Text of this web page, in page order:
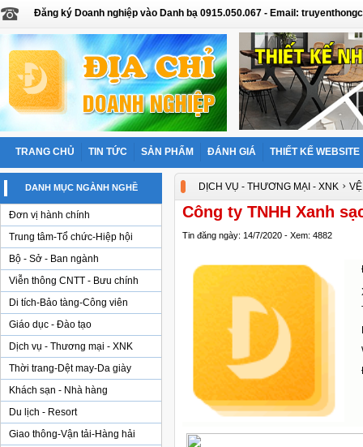
Đăng ký Doanh nghiệp vào Danh bạ 0915.050.067 - Email:
TRANG CHỦ TIN TỨC SẢN PHẨM ĐÁNH GIÁ THIẾT KẾ WEBSITE
DANH MỤC NGÀNH NGHỀ
Đơn vị hành chính
Trung tâm-Tổ chức-Hiệp hội
Bộ - Sở - Ban ngành
Viễn thông CNTT - Bưu chính
Di tích-Bảo tàng-Công viên
Giáo dục - Đào tạo
Dịch vụ - Thương mại - XNK
Thời trang-Dệt may-Da giày
Khách sạn - Nhà hàng
Du lịch - Resort
Giao thông-Vận tải-Hàng hải
DỊCH VỤ - THƯƠNG MẠI - XNK ›
Công ty TNHH Xanh
Tin đăng ngày: 14/7/2020 - Xem: 4882